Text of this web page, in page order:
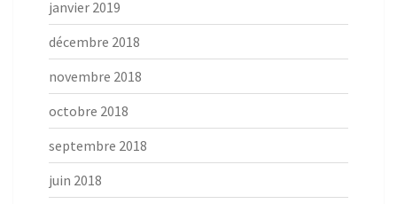
janvier 2019
décembre 2018
novembre 2018
octobre 2018
septembre 2018
juin 2018